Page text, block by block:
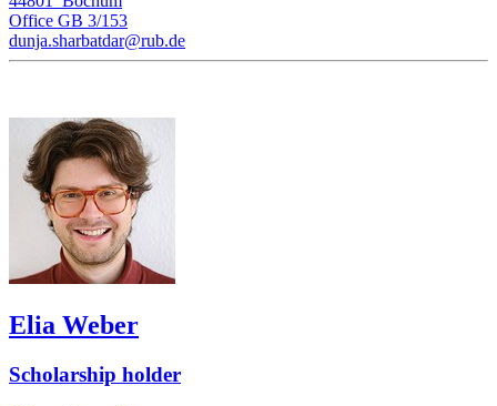
Office GB 3/153
dunja.sharbatdar@rub.de
Elia Weber
Scholarship holder